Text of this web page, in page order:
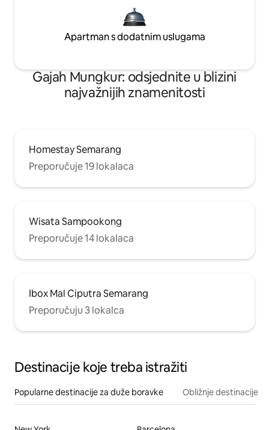
Apartman s dodatnim uslugama
Gajah Mungkur: odsjednite u blizini
najvažnijih znamenitosti
Homestay Semarang
Preporučuje 19 lokalaca
Wisata Sampookong
Preporučuje 14 lokalaca
Ibox Mal Ciputra Semarang
Preporučuju 3 lokalca
Destinacije koje treba istražiti
Popularne destinacije za duže boravke Obližnje destinacije